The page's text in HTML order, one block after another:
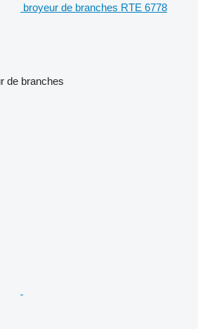
broyeur de branches RTE 6778
de branches